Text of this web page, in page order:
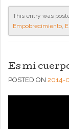
This entry was
Empobrecimiento,
Es mi
POSTED ON 2014-